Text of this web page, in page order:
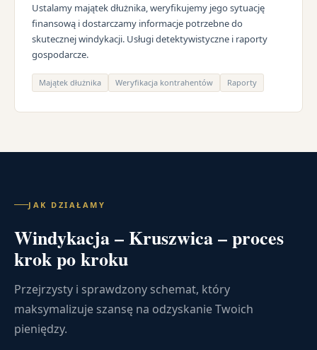
Ustalamy majątek dłużnika, weryfikujemy jego sytuację
finansową i dostarczamy informacje potrzebne do
skutecznej windykacji. Usługi detektywistyczne i raporty
gospodarcze.
Majątek dłużnika Weryfikacja kontrahentów Raporty
JAK DZIAŁAMY
Windykacja – Kruszwica – proces
krok po kroku
Przejrzysty i sprawdzony schemat, który
maksymalizuje szansę na odzyskanie Twoich
pieniędzy.